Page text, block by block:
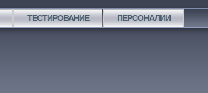
ТЕСТИРОВАНИЕ
ПЕРСОНАЛИИ